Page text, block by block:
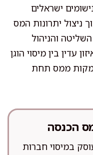
ישראלים
ניצול יתרונות המס
והניהול
עדין בין מיסוי הוגן
ממס תחת
עוסק במיסוי חברות